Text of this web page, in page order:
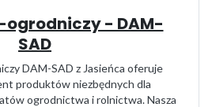
ogrodniczy - DAM-
SAD
DAM-SAD z Jasieńca oferuje
produktów niezbędnych dla
ogrodnictwa i rolnictwa. Nasza